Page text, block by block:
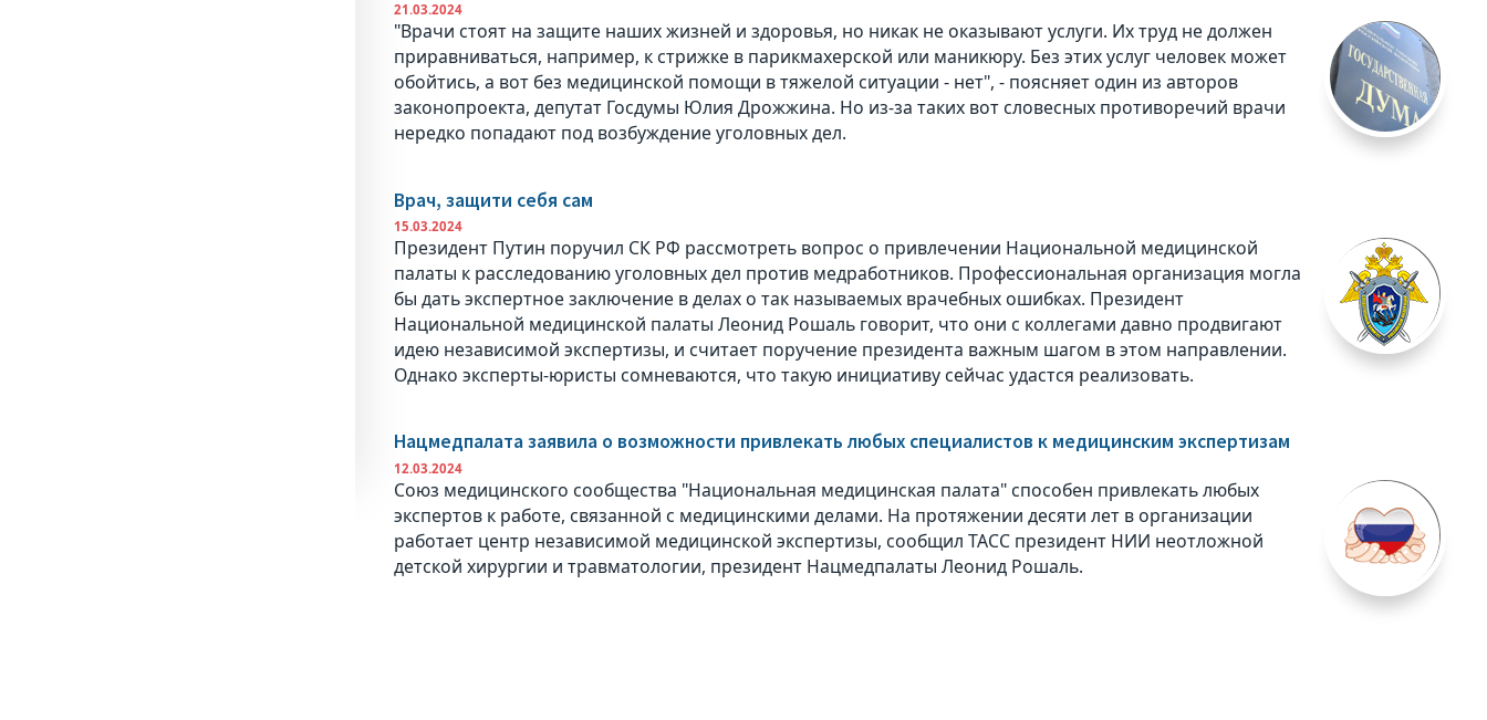
21.03.2024
"Врачи стоят на защите наших жизней и здоровья, но никак не оказывают услуги. Их труд не должен
приравниваться, например, к стрижке в парикмахерской или маникюру. Без этих услуг человек может
обойтись, а вот без медицинской помощи в тяжелой ситуации - нет", - поясняет один из авторов
законопроекта, депутат Госдумы Юлия Дрожжина. Но из-за таких вот словесных противоречий врачи
нередко попадают под возбуждение уголовных дел.
Врач, защити себя сам
15.03.2024
Президент Путин поручил СК РФ рассмотреть вопрос о привлечении Национальной медицинской
палаты к расследованию уголовных дел против медработников. Профессиональная организация могла
бы дать экспертное заключение в делах о так называемых врачебных ошибках. Президент
Национальной медицинской палаты Леонид Рошаль говорит, что они с коллегами давно продвигают
идею независимой экспертизы, и считает поручение президента важным шагом в этом направлении.
Однако эксперты-юристы сомневаются, что такую инициативу сейчас удастся реализовать.
Нацмедпалата заявила о возможности привлекать любых специалистов к медицинским экспертизам
12.03.2024
Союз медицинского сообщества "Национальная медицинская палата" способен привлекать любых
экспертов к работе, связанной с медицинскими делами. На протяжении десяти лет в организации
работает центр независимой медицинской экспертизы, сообщил ТАСС президент НИИ неотложной
детской хирургии и травматологии, президент Нацмедпалаты Леонид Рошаль.